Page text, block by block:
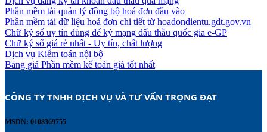
Phần mềm tải quản lý đồng bộ hoá đơn đầu vào
Phần mềm tải dữ liệu hoá đơn chi tiết từ hoadondientu.gdt.gov.vn
Chữ ký số uy tín dùng để ký mạng đấu thầu quốc gia e-GP
Chữ ký số giá rẻ nhất - Uy tín, chất lượng
Dịch vụ Kiểm toán nội bộ
Bảng giá Phần mềm kế toán giá tốt nhất
CÔNG TY TNHH DỊCH VỤ VÀ TƯ VẤN TRỌNG ĐẠT
MSDN: 0108369755